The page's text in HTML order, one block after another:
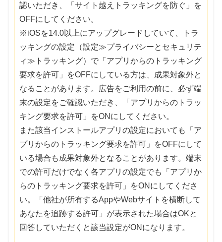
認いただき、「サイト越えトラッキングを防ぐ」を
OFFにしてください。
※iOSを14.0以上にアップグレードしていて、トラ
ッキングの設定（設定≫プライバシーとセキュリテ
ィ≫トラッキング）で「アプリからのトラッキング
要求を許可」をOFFにしている方は、成果対象外と
なることがあります。広告をご利用の前に、必ず端
末の設定をご確認いただき、「アプリからのトラッ
キング要求を許可」をONにしてください。
また該当インストールアプリの設定においても「ア
プリからのトラッキング要求を許可」をOFFにして
いる場合も成果対象外となることがあります。端末
での許可だけでなく各アプリの設定でも「アプリか
らのトラッキング要求を許可」をONにしてくださ
い。「他社が所有するAppやWebサイトを横断して
あなたを追跡する許可」が表示された場合はOKと
回答していただくと該当設定がONになります。